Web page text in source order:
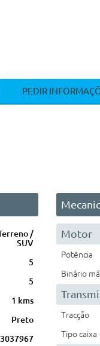
PEDIR
/
SUV
5
5
1 kms
Preto
3037967
Motor
Potência
Binário
Tracção
Tipo caixa